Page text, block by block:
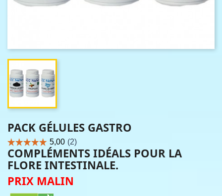
PACK GÉLULES GASTRO
COMPLÉMENTS IDÉALS POUR LA
FLORE INTESTINALE.
PRIX MALIN